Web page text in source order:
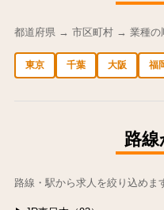
都道府県 → 市区町村 → 業種の
東京 千葉 大阪 福
路
路線・駅から求人を絞り込めま